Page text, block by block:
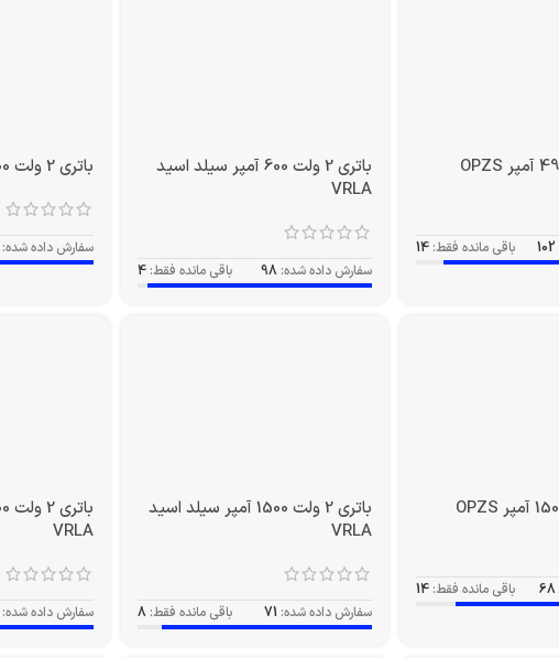
102 باقی مانده فقط: 14
باتری 2 ولت 600 آمپر سیلد اسید
VRLA
سفارش داده شده: 98 باقی مانده فقط: 4
باتری 2 ولت 600 آمپر OPZS
سفارش داده شده:
68 باقی مانده فقط: 14
باتری 2 ولت 1500 آمپر سیلد اسید
VRLA
سفارش داده شده: 71 باقی مانده فقط: 8
VRLA
سفارش داده شده: